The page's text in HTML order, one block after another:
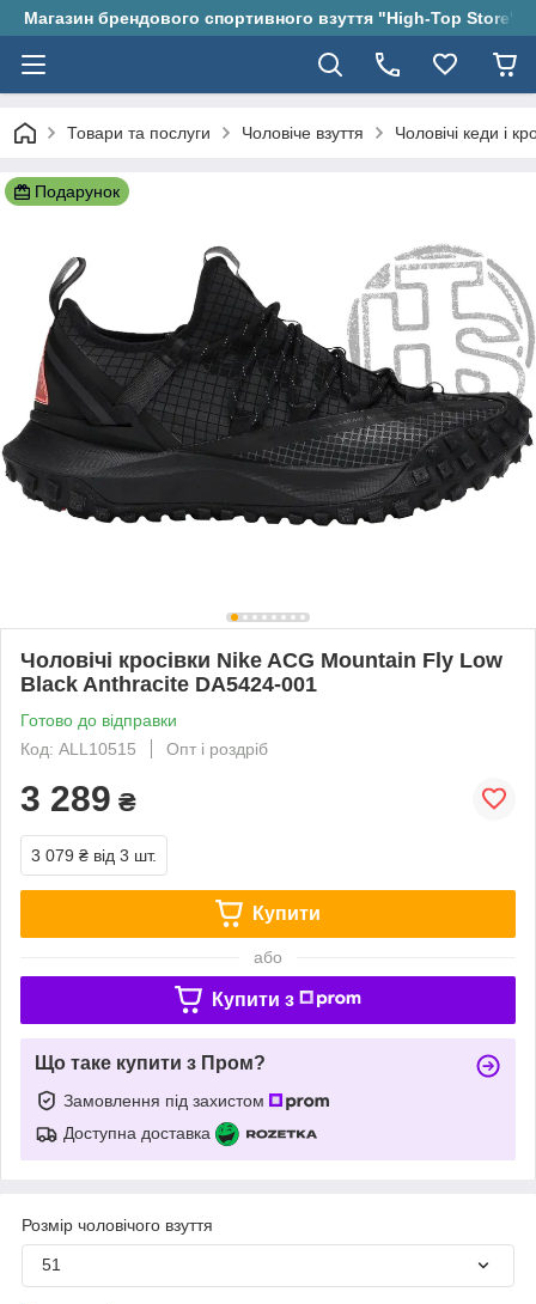
Магазин брендового спортивного взуття "High-Top Store"
Товари та послуги Чоловіче взуття Чоловічі кеди і
Подарунок
Чоловічі кросівки Nike ACG Mountain Fly Low
Black Anthracite DA5424-001
Готово до відправки
Код: ALL10515
Опт і роздріб
3 289 ₴
3 079 ₴ від 3 шт.
Купити
або
Купити з
Що таке купити з Пром?
Замовлення під захистом
Доступна доставка
Розмір чоловічого взуття
51